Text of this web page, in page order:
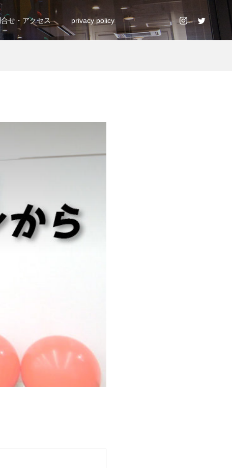
せ・アクセス privacy policy